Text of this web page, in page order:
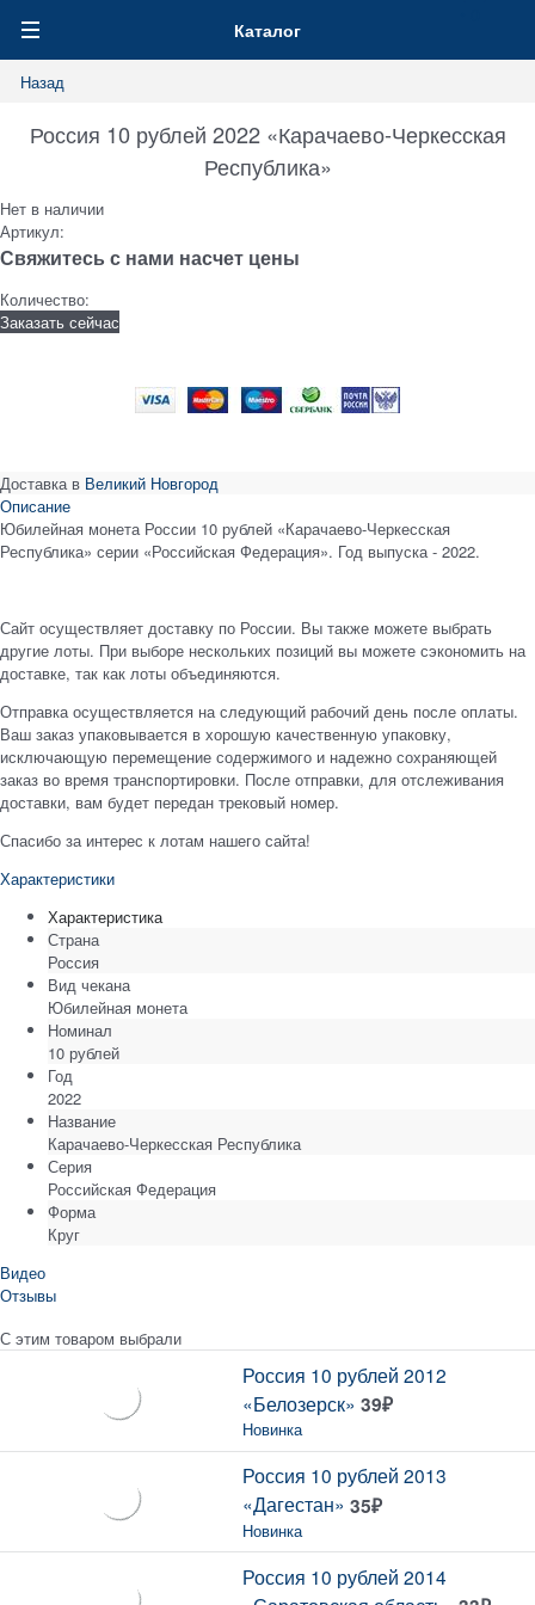
Каталог
Назад
Россия 10 рублей 2022 «Карачаево-Черкесская
Республика»
Нет в наличии
Артикул:
Свяжитесь с нами насчет цены
Количество:
Заказать сейчас
Доставка в Великий Новгород
Описание
Юбилейная монета России 10 рублей «Карачаево-Черкесская
Республика» серии «Российская Федерация». Год выпуска - 2022.
Сайт осуществляет доставку по России. Вы также можете выбрать
другие лоты. При выборе нескольких позиций вы можете сэкономить на
доставке, так как лоты объединяются.
Отправка осуществляется на следующий рабочий день после оплаты.
Ваш заказ упаковывается в хорошую качественную упаковку,
исключающую перемещение содержимого и надежно сохраняющей
заказ во время транспортировки. После отправки, для отслеживания
доставки, вам будет передан трековый номер.
Спасибо за интерес к лотам нашего сайта!
Характеристики
Характеристика
Страна
Россия
Вид чекана
Юбилейная монета
Номинал
10 рублей
Год
2022
Название
Карачаево-Черкесская Республика
Серия
Российская Федерация
Форма
Круг
Видео
Отзывы
С этим товаром выбрали
Россия 10 рублей 2012
«Белозерск» 39₽
Новинка
Россия 10 рублей 2013
«Дагестан» 35₽
Новинка
Россия 10 рублей 2014